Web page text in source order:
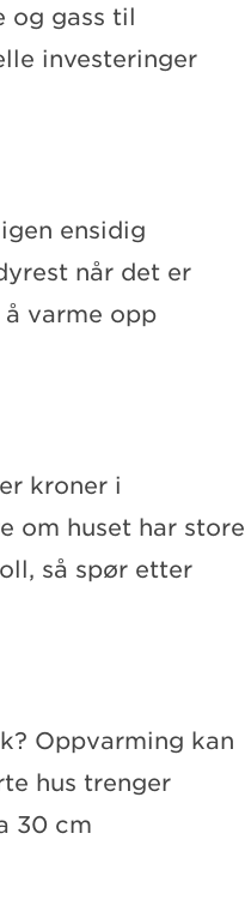
og gass til
investeringer
ensidig
når det er
varme opp
kroner i
om huset har store
så spør etter
Oppvarming kan
hus trenger
30 cm